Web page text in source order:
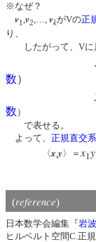
※なぜ？
v1,v2,…, vkがVの正
り、
したがって、Vに
数）
数 ）
で表せる。
よって、 正規直交
〈x,y 〉 ＝x1y
(reference)
日本数学会編集『岩
ヒルベルト空間C.正